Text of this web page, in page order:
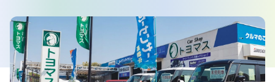
お客さまの声
採用情報
バリューパック
くるま買い取り査定
ご購入から納車まで